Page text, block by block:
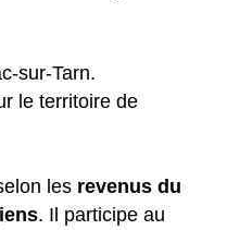
sur-Tarn.
le territoire de
les revenus du
. Il participe au